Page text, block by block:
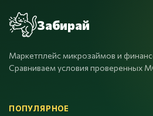
Забирай
Маркетплейс микрозаймов и
Сравниваем условия проверенных
ПОПУЛЯРНОЕ